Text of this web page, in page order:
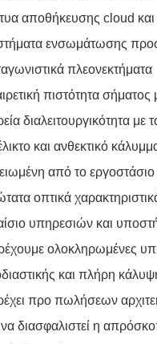
αποθήκευσης cloud και
ενσωμάτωσης
πλεονεκτήματα
πιστότητα
διαλειτουργικότητα
και ανθεκτικό
από το
οπτικά
υπηρεσιών και
ολοκληρωμένες
και πλήρη
προ πωλήσεων
να διασφαλιστεί η